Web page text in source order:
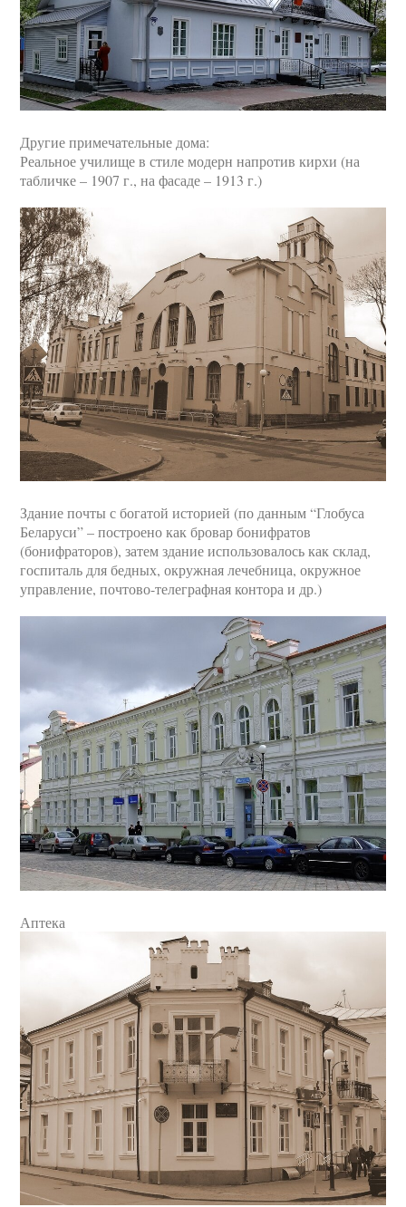
Другие примечательные дома:
Реальное училище в стиле модерн напротив кирхи (на
табличке – 1907 г., на фасаде – 1913 г.)
Здание почты с богатой историей (по данным “Глобуса
Беларуси” – построено как бровар бонифратов
(бонифраторов), затем здание использовалось как склад,
госпиталь для бедных, окружная лечебница, окружное
управление, почтово-телеграфная контора и др.)
Аптека